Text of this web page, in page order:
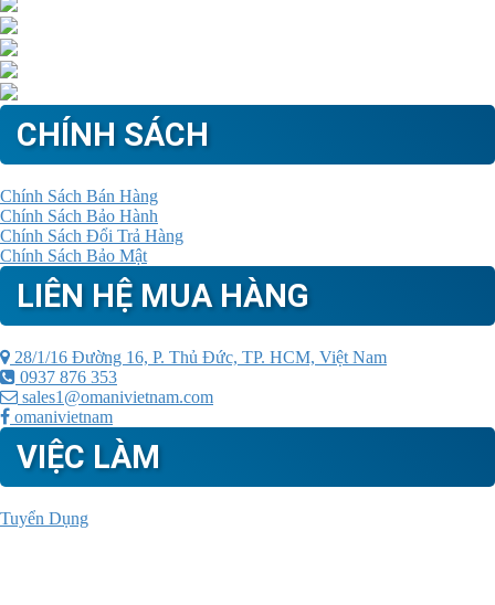
CHÍNH SÁCH
Chính Sách Bán Hàng
Chính Sách Bảo Hành
Chính Sách Đổi Trả Hàng
Chính Sách Bảo Mật
LIÊN HỆ MUA HÀNG
28/1/16 Đường 16, P. Thủ Đức, TP. HCM, Việt Nam
0937 876 353
sales1@omanivietnam.com
omanivietnam
VIỆC LÀM
Tuyển Dụng